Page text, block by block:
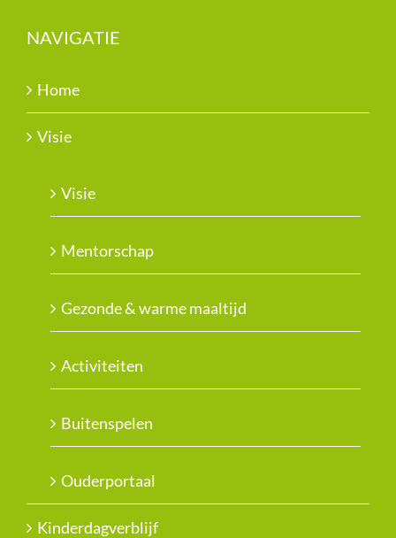
NAVIGATIE
Home
Visie
Visie
Mentorschap
Gezonde & warme maaltijd
Activiteiten
Buitenspelen
Ouderportaal
Kinderdagverblijf